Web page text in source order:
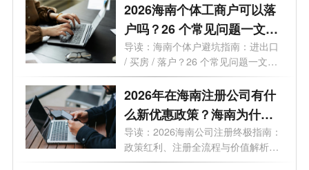
2026海南个体工商户可以落
户吗？26 个常见问题一文读
懂
导读：海南个体户避坑指南：进出口
/ 买房 / 落户？26 个常见问题一文读
懂最...
2026年在海南注册公司有什
么新优惠政策？海南为什么
是块宝地？
导读：2026海南公司注册终极指南：
政策红利、注册全流程与价值解析。
2026年...